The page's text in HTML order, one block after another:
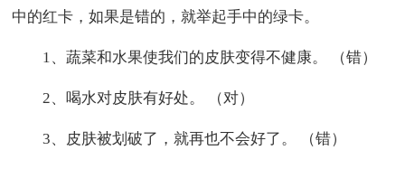
中的红卡，如果是错的，就举起手中的绿卡。
1、蔬菜和水果使我们的皮肤变得不健康。 （错）
2、喝水对皮肤有好处。 （对）
3、皮肤被划破了，就再也不会好了。 （错）